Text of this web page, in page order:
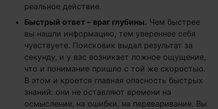
реальное действие.
Быстрый ответ – враг глубины. Чем быстрее
вы нашли информацию, тем увереннее себя
чувствуете. Поисковик выдал результат за
секунду, и у вас возникает ложное ощущение,
что и понимание пришло с той же скоростью.
В этом и кроется главная опасность быстрых
знаний: они не оставляют времени на
осмысление, на ошибки, на переваривание. Вы